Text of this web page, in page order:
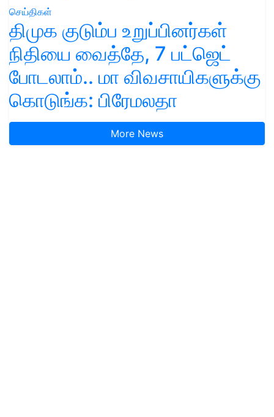
செய்திகள்
திமுக குடும்ப உறுப்பினர்கள்
நிதியை வைத்தே, 7 பட்ஜெட்
போடலாம்.. மா விவசாயிகளுக்கு
கொடுங்க: பிரேமலதா
More News